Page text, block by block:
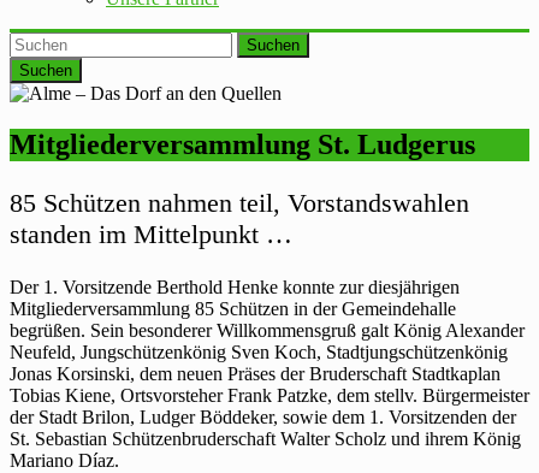
Suchen
Mitgliederversammlung St. Ludgerus
85 Schützen nahmen teil, Vorstandswahlen
standen im Mittelpunkt …
Der 1. Vorsitzende Berthold Henke konnte zur diesjährigen
Mitgliederversammlung 85 Schützen in der Gemeindehalle
begrüßen. Sein besonderer Willkommensgruß galt König Alexander
Neufeld, Jungschützenkönig Sven Koch, Stadtjungschützenkönig
Jonas Korsinski, dem neuen Präses der Bruderschaft Stadtkaplan
Tobias Kiene, Ortsvorsteher Frank Patzke, dem stellv. Bürgermeister
der Stadt Brilon, Ludger Böddeker, sowie dem 1. Vorsitzenden der
St. Sebastian Schützenbruderschaft Walter Scholz und ihrem König
Mariano Díaz.